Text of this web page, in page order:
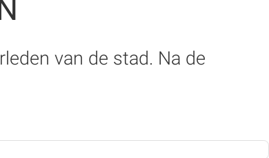
van de stad. Na de